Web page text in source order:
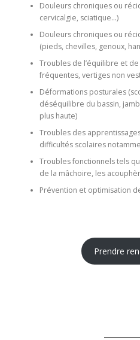
Douleurs chroniques ou
cervicalgie, sciatique…)
Douleurs chroniques ou
(pieds, chevilles, genoux,
Troubles de l’équilibre et
fréquentes, vertiges non
Déformations posturales
déséquilibre du bassin,
plus haute)
Troubles des
difficultés scolaires
Troubles fonctionnels tels
de la mâchoire, les
Prévention et optimisation
Prendre